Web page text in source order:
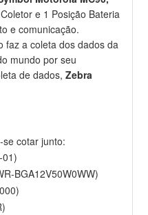
e 1 Posição Bateria
e comunicação.
faz a coleta dos dados da
mundo por seu
de dados,Zebra
cotar junto:
01)
BGA12V50W0WW)